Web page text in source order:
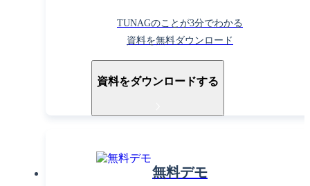
TUNAGのことが3分でわかる
資料を無料ダウンロード
資料をダウンロードする
無料デモ